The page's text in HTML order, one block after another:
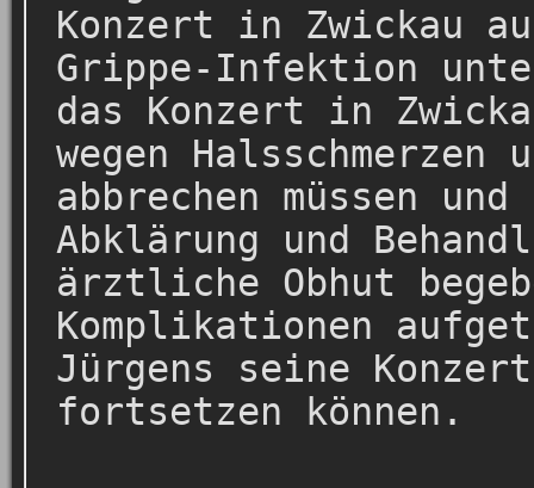
Konzert in Zwickau
Grippe-Infektion
das Konzert in
wegen Halsschmerzen
abbrechen müssen
Abklärung und
ärztliche Obhut
Komplikationen
Jürgens seine
fortsetzen können.